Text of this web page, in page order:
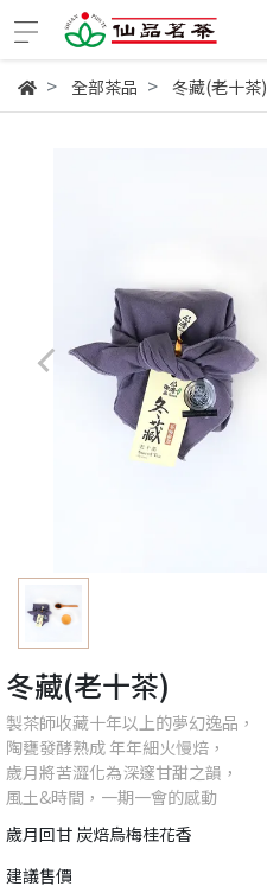
全部茶品 冬藏(老十茶)
冬藏(老十茶)
製茶師收藏十年以上的夢幻逸品，
陶甕發酵熟成 年年細火慢焙，
歲月將苦澀化為深邃甘甜之韻，
風土&時間，一期一會的感動
歲月回甘 炭焙烏梅桂花香
建議售價